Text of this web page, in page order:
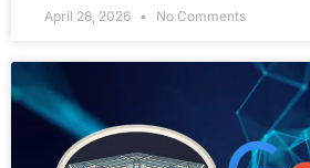
April 28, 2026 No Comments